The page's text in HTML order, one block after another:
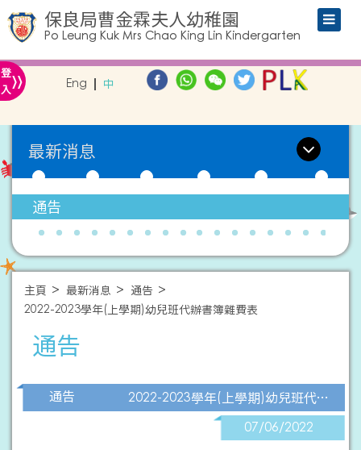
保良局曹金霖夫人幼稚園
Po Leung Kuk Mrs Chao King Lin Kindergarten
登
入» Eng 中
最新消息
通告
主頁 最新消息
通告
2022-2023學年(上學期)幼兒班代辦書簿雜費表
通告
通告
2022-2023學年(上學期)幼兒班代辦書簿雜費表
07/06/2022